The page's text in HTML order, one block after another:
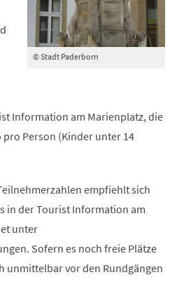
© Stadt Paderborn
Information am Marienplatz, die
Person (Kinder unter 14
empfiehlt sich
in der Tourist Information am
unter
Sofern es noch freie Plätze
unmittelbar vor den Rundgängen